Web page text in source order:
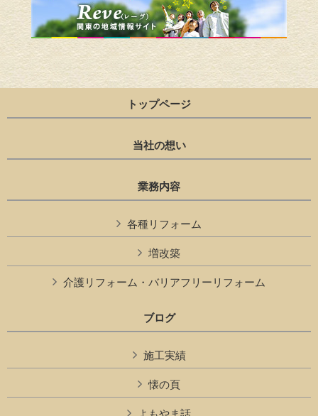
トップページ
当社の想い
業務内容
各種リフォーム
増改築
介護リフォーム・バリアフリーリフォーム
ブログ
施工実績
懐の頁